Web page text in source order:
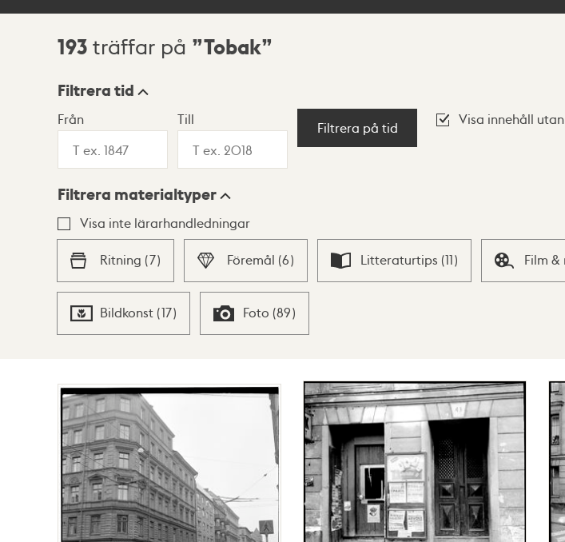
Sökresultat
193 träffar på Tobak
Visningsläge
Lista Karta
Filtrera tid
Från Till
Filtrera på tid
Visa innehåll
Filtrera materialtyper
Visa inte lärarhandledningar
Ritning (7) Föremål (6) Litteraturtips (11) Film
Bildkonst (17) Foto (89)
träffar